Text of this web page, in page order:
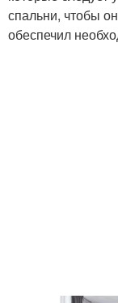
спальни, чтобы
обеспечил